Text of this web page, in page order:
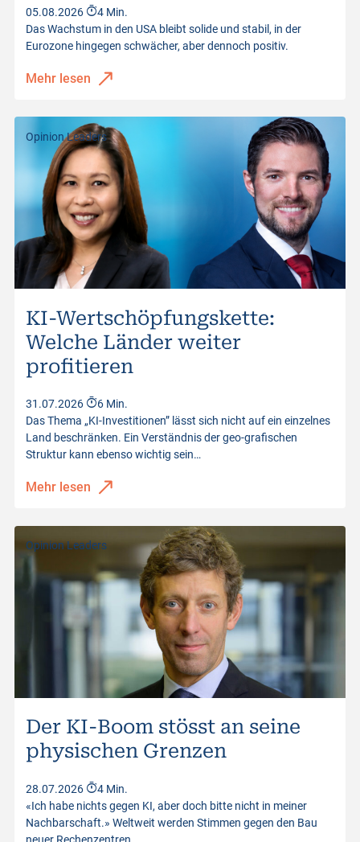
05.08.2026
4 Min.
Das Wachstum in den USA bleibt solide und stabil, in der
Eurozone hingegen schwächer, aber dennoch positiv.
Mehr lesen
Opinion Leaders
KI-Wertschöpfungskette:
Welche Länder weiter
profitieren
31.07.2026
6 Min.
Das Thema „KI-Investitionen” lässt sich nicht auf ein einzelnes
Land beschränken. Ein Verständnis der geo-grafischen
Struktur kann ebenso wichtig sein…
Mehr lesen
Opinion Leaders
Der KI-Boom stösst an seine
physischen Grenzen
28.07.2026
4 Min.
«Ich habe nichts gegen KI, aber doch bitte nicht in meiner
Nachbarschaft.» Weltweit werden Stimmen gegen den Bau
neuer Rechenzentren…